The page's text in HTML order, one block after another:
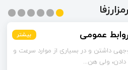
عمومی بیشتر
داشتن و در بسیاری از موارد سرعت و
دادن، ولی هن...
بیشتر
بیشتر
بیشتر
بیشتر
بیشتر